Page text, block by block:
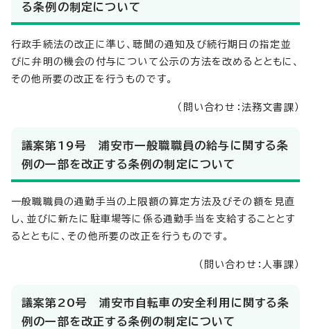
る条例の制定について
行政手続法の改正に準じ、聴聞の通知及び続行期日の指定並
びに弁明の機会の付与について公示の方法を改めるとともに、
その他所要の改正を行うものです。
（問い合わせ：法務文書課）
議案第19号 浦安市一般職職員の給与に関する条
例の一部を改正する条例の制定について
一般職職員の通勤手当の上限額の算定方法及びその額を見直
し、並びに新たに駐車場等に係る通勤手当を支給することとす
るとともに、その他所要の改正を行うものです。
（問い合わせ：人事課）
議案第20号 浦安市自転車の安全利用に関する条
例の一部を改正する条例の制定について